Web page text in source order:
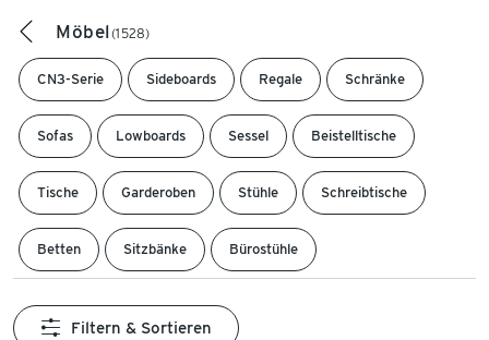
Möbel (1528)
CN3-Serie Sideboards Regale Schränke
Sofas Lowboards Sessel Beistelltische
Tische Garderoben Stühle Schreibtische
Betten Sitzbänke Bürostühle
Filtern & Sortieren